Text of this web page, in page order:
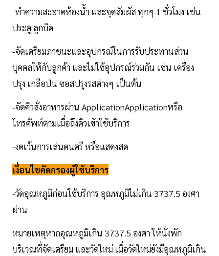
-ทำความสะอาดห้องน้ำ และจุดสัมผัส ทุกๆ 1 ชั่วโมง เช่น
ประตู ลูกบิด
-จัดเตรียมภาชนะและอุปกรณ์ในการรับประทานส่วน
บุคคลให้กับลูกค้า และไม่ใช้อุปกรณ์ร่วมกัน เช่น เครื่อง
ปรุง เกลือป่น ซอสปรุงรสต่างๆ เป็นต้น
-จัดคิวสั่งอาหารผ่าน ApplicationApplicationหรือ
โทรศัพท์ตามเมื่อถึงคิวเข้าใช้บริการ
-งดเว้นการเล่นดนตรี หรือแสดงสด
เงื่อนไขคัดกรองผู้ใช้บริการ
-วัดอุณหภูมิก่อนใช้บริการ อุณหภูมิไม่เกิน 3737.5 องศา
ผ่าน
หมายเหตุหากอุณหภูมิเกิน 3737.5 องศา ให้นั่งพัก
บริเวณที่จัดเตรียม และวัดใหม่ เมื่อวัดใหม่ยังมีอุณหภูมิเกิน